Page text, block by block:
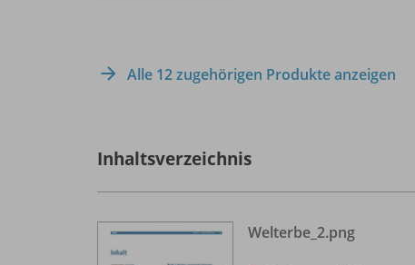
Alle 12 zugehörigen Produkte anzeigen
Inhaltsverzeichnis
Welterbe_ 2.png